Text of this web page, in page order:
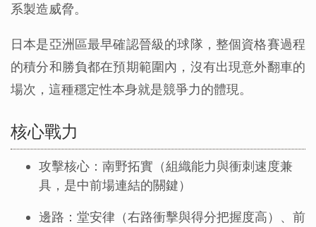
系製造威脅。
日本是亞洲區最早確認晉級的球隊，整個資格賽過程
的積分和勝負都在預期範圍內，沒有出現意外翻車的
場次，這種穩定性本身就是競爭力的體現。
核心戰力
攻擊核心：南野拓實（組織能力與衝刺速度兼
具，是中前場連結的關鍵）
邊路：堂安律（右路衝擊與得分把握度高）、前